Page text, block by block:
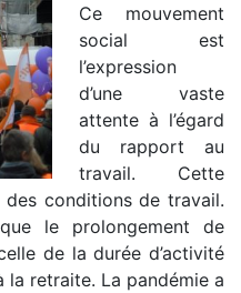
Ce mouvement
social est
l’expression
d’une vaste
attente à l’égard
du rapport au
travail. Cette
conditions de travail.
le prolongement de
de la durée d’activité
la retraite. La pandémie a